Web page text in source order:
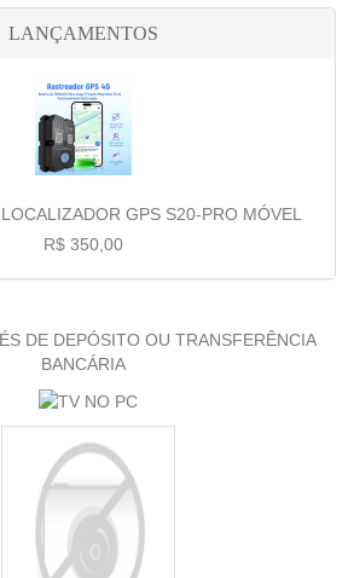
LANÇAMENTOS
GPS S20-PRO MÓVEL
R$ 350,00